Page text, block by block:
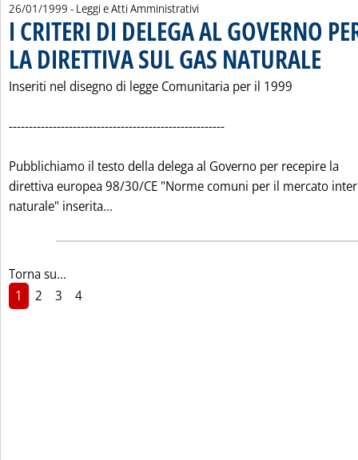
26/01/1999 - Leggi e Atti Amministrativi
I CRITERI DI DELEGA AL GOVERNO
LA DIRETTIVA SUL GAS NATURALE
Inseriti nel disegno di legge Comunitaria per il 1999
------------------------------------------------------
Pubblichiamo il testo della delega al Governo per recepire la
direttiva europea 98/30/CE "Norme comuni per il mercato
naturale" inserita...
Torna su...
1
2 3 4